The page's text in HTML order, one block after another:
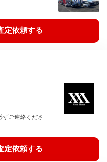
定依頼する
ご連絡くださ
定依頼する